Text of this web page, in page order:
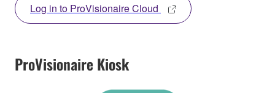
Log in to ProVisionaire Cloud
ProVisionaire Kiosk